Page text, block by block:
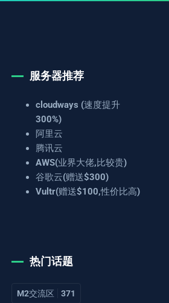
服务器推荐
cloudways (速度提升
300%)
阿里云
腾讯云
AWS(业界大佬,比较贵)
谷歌云(赠送$300)
Vultr(赠送$100,性价比高)
热门话题
M2交流区 371